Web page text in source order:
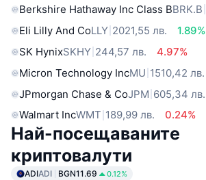
Berkshire Hathaway Inc Class BBRK.B
Eli Lilly And CoLLY 2021,55 лв.
1.89%
SK HynixSKHY 244,57 лв.
4.97%
Micron Technology IncMU 1510,42 лв.
JPmorgan Chase & CoJPM 605,34 лв.
Walmart IncWMT 189,99 лв. 0.24%
Най-посещаваните
криптовалути
ADIADI BGN11.69 0.12%